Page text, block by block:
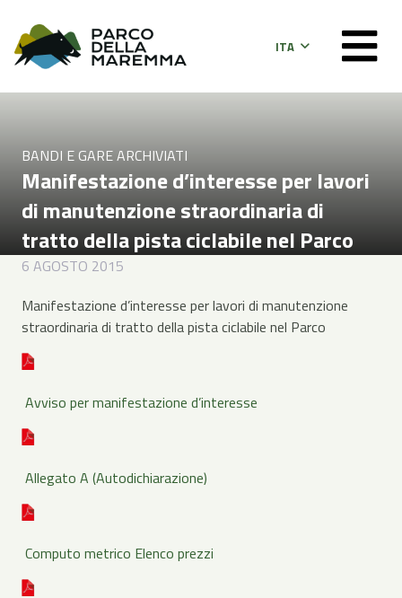
ITA
BANDI E GARE ARCHIVIATI
Manifestazione d’interesse per lavori
di manutenzione straordinaria di
tratto della pista ciclabile nel Parco
6 AGOSTO 2015
Manifestazione d’interesse per lavori di manutenzione
straordinaria di tratto della pista ciclabile nel Parco
Avviso per manifestazione d’interesse
Allegato A (Autodichiarazione)
Computo metrico Elenco prezzi